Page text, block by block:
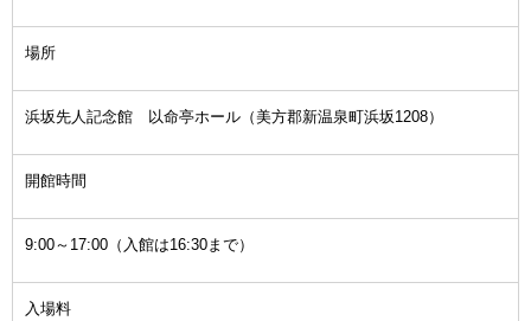
場所
浜坂先人記念館 以命亭ホール（美方郡新温泉町浜坂1208）
開館時間
9:00～17:00（入館は16:30まで）
入場料